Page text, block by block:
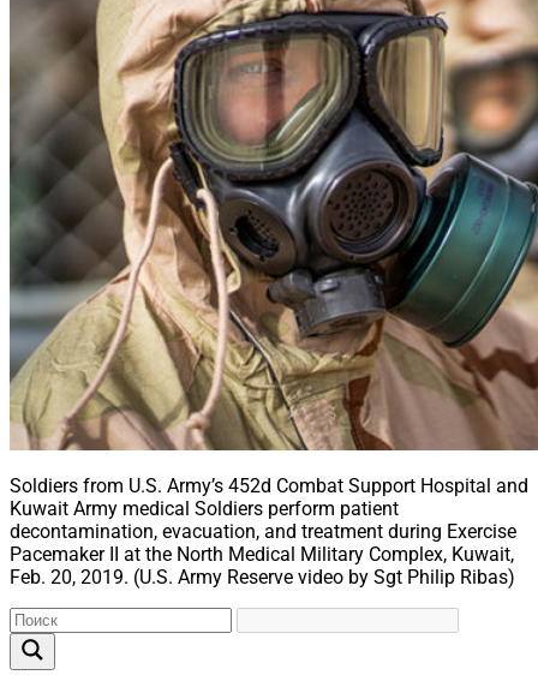
Soldiers from U.S. Army’s 452d Combat Support Hospital and
Kuwait Army medical Soldiers perform patient
decontamination, evacuation, and treatment during Exercise
Pacemaker II at the North Medical Military Complex, Kuwait,
Feb. 20, 2019. (U.S. Army Reserve video by Sgt Philip Ribas)